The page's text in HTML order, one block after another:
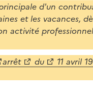
d'un
et les vacances,
activité
arrêt du 11 avril